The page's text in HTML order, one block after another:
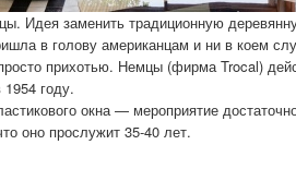
Идея заменить традиционную
в голову американцам и ни в коем
прихотью. Немцы (фирма Trocal)
году.
окна — мероприятие
оно прослужит 35-40 лет.